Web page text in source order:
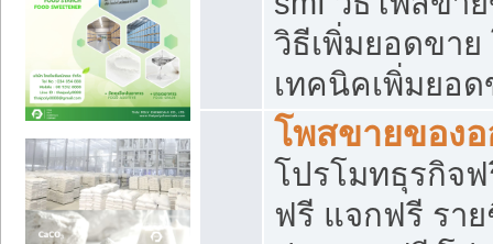
วิธีเพิ่มยอดขาย
เทคนิคเพิ่มยอด
โพสขายของ
โปรโมทธุรกิจ
ฟรี แจกฟรี ราย